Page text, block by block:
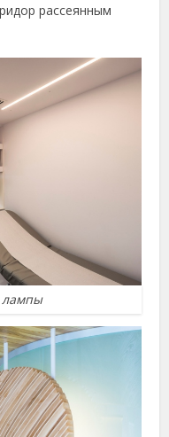
рассеянным
лампы